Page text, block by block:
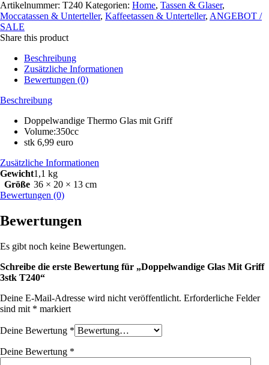
Artikelnummer: T240 Kategorien: Home, Tassen & Glaser,
Moccatassen & Unterteller, Kaffeetassen & Unterteller, ANGEBOT /
SALE
Share this product
Beschreibung
Zusätzliche Informationen
Bewertungen (0)
Beschreibung
Doppelwandige Thermo Glas mit Griff
Volume:350cc
stk 6,99 euro
Zusätzliche Informationen
Gewicht1,1 kg
Größe 36 × 20 × 13 cm
Bewertungen (0)
Bewertungen
Es gibt noch keine Bewertungen.
Schreibe die erste Bewertung für „Doppelwandige Glas Mit Griff
3stk T240“
Deine E-Mail-Adresse wird nicht veröffentlicht. Erforderliche Felder
sind mit * markiert
Deine Bewertung *
Deine Bewertung *